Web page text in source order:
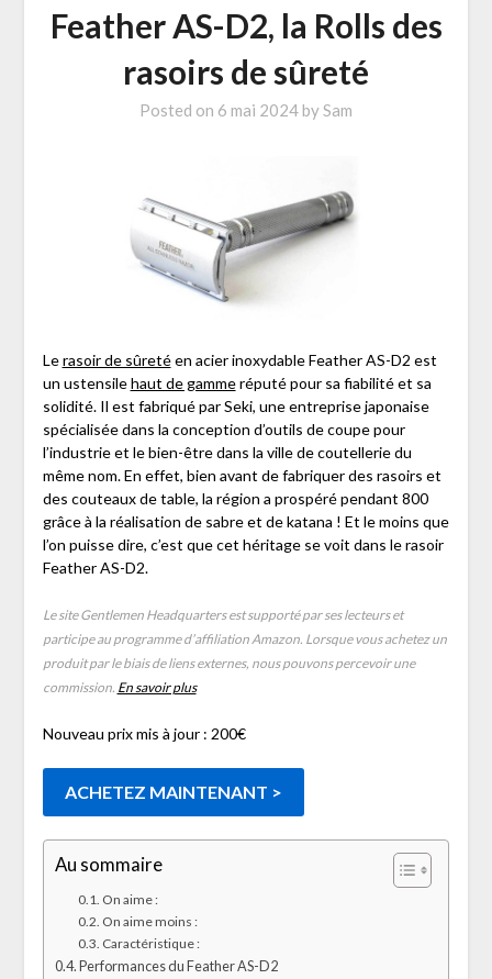
Feather AS-D2, la Rolls des
rasoirs de sûreté
Posted on 6 mai 2024 bySam
Lerasoir de sûretéen acier inoxydable Feather AS-D2 est
un ustensilehaut de gammeréputé pour sa fiabilité et sa
solidité. Il est fabriqué par Seki, une entreprise japonaise
spécialisée dans la conception d’outils de coupe pour
l’industrie et le bien-être dans la ville de coutellerie du
même nom. En effet, bien avant de fabriquer des rasoirs et
des couteaux de table, la région a prospéré pendant 800
grâce à la réalisation de sabre et de katana ! Et le moins que
l’on puisse dire, c’est que cet héritage se voit dans le rasoir
Feather AS-D2.
Le site Gentlemen Headquarters est supporté par ses lecteurs et
participe au programme d’affiliation Amazon. Lorsque vous achetez un
produit par le biais de liens externes, nous pouvons percevoir une
commission. En savoir plus
Nouveau prix mis à jour : 200€
ACHETEZ MAINTENANT >
Au sommaire
On aime :
On aime moins :
Caractéristique :
Performances du Feather AS-D2